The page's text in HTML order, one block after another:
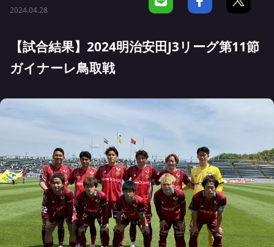
2024.04.28
【試合結果】2024明治安田J3リーグ第11節
ガイナーレ鳥取戦